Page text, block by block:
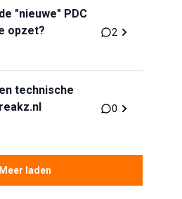
"nieuwe" PDC
opzet?
2
technische
0
Meer laden